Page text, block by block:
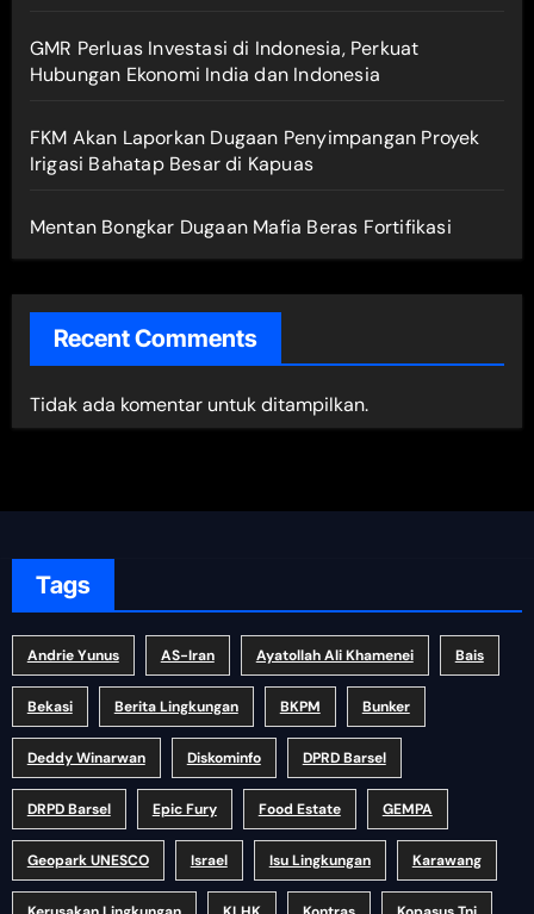
GMR Perluas Investasi di Indonesia, Perkuat
Hubungan Ekonomi India dan Indonesia
FKM Akan Laporkan Dugaan Penyimpangan Proyek
Irigasi Bahatap Besar di Kapuas
Mentan Bongkar Dugaan Mafia Beras Fortifikasi
Recent Comments
Tidak ada komentar untuk ditampilkan.
Tags
Andrie Yunus AS-Iran Ayatollah Ali Khamenei Bais
Bekasi Berita Lingkungan BKPM Bunker
Deddy Winarwan Diskominfo DPRD Barsel
DRPD Barsel Epic Fury Food Estate GEMPA
Geopark UNESCO Israel Isu Lingkungan Karawang